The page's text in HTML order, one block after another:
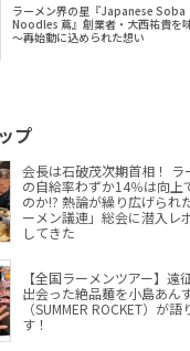
ラーメン界の星『Japanese Soba
Noodles 蔦』創業者・大西祐貴を
～再始動に込められた想い
プ
会長は石破茂次期首相！ ラ
の自給率わずか14％は向上
のか!? 熱論が繰り広げられ
ーメン議連」総会に潜入レ
してきた
【全国ラーメンツアー】遠
出会った絶品麺を小島あん
（SUMMER ROCKET）が語
す！